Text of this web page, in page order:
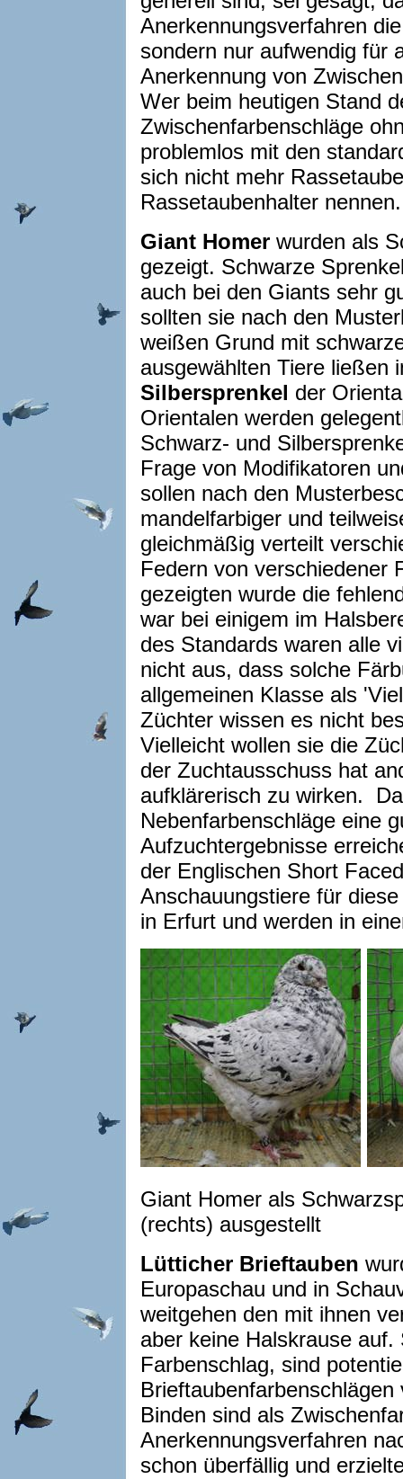
Anerkennungsverfahren
sondern nur aufwendig für
Anerkennung von
Wer beim heutigen Stand
Zwischenfarbenschläge
problemlos mit den
sich nicht mehr
Rassetaubenhalter nennen.
Giant Homer wurden als
gezeigt. Schwarze
auch bei den Giants sehr
sollten sie nach den
weißen Grund mit
ausgewählten Tiere ließen
Silbersprenkel der
Orientalen werden
Schwarz- und
Frage von Modifikatoren
sollen nach den
mandelfarbiger und
gleichmäßig verteilt
Federn von verschiedener
gezeigten wurde die
war bei einigem im
des Standards waren alle
nicht aus, dass solche
allgemeinen Klasse als
Züchter wissen es nicht
Vielleicht wollen sie die
der Zuchtausschuss hat
aufklärerisch zu wirken.
Nebenfarbenschläge eine
Aufzuchtergebnisse
der Englischen Short
Anschauungstiere für
in Erfurt und werden in
Giant Homer als
(rechts) ausgestellt
Lütticher Brieftauben
Europaschau und in
weitgehen den mit ihnen
aber keine Halskrause
Farbenschlag, sind
Binden sind als
Anerkennungsverfahren
schon überfällig und